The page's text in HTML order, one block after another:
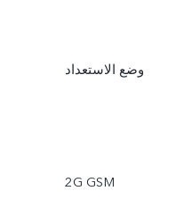
وضع الاستعداد
2G GSM